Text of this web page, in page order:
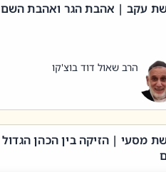
עקב | אהבת הגר ואהבת השם
הרב שאול דוד בוצ'קו
מסעי | הזיקה בין הכהן הגדול